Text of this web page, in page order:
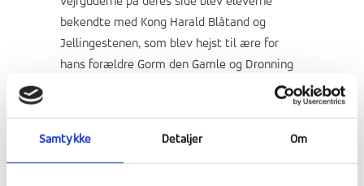
Samtykke Detaljer Om
bekendte med Kong Harald Blåtand og
Jellingestenen, som blev hejst til ære for
hans forældre Gorm den Gamle og Dronning